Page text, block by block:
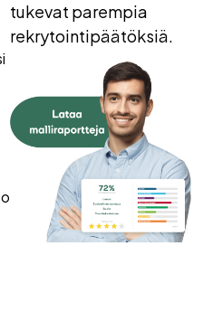
tukevat parempia
rekrytointipäätöksiä.